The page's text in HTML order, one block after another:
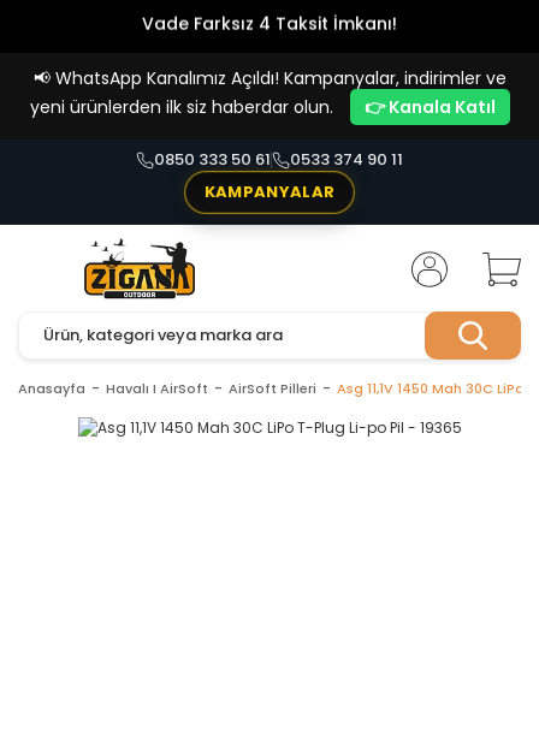
Vade Farksız 4 Taksit İmkanı!
📢 WhatsApp Kanalımız Açıldı! Kampanyalar, indirimler ve
yeni ürünlerden ilk siz haberdar olun.
👉 Kanala Katıl
0850 333 50 61
0533 374 90 11
KAMPANYALAR
Anasayfa Havalı I AirSoft AirSoft Pilleri Asg 11,1V 1450 Mah 30C